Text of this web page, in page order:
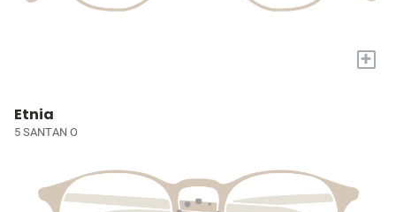
+
Etnia
5 SANTAN O